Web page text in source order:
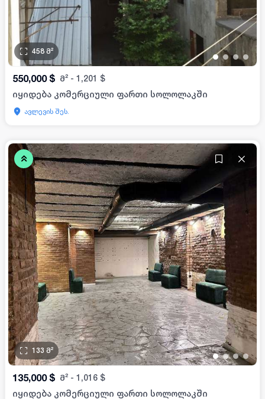
••••
458 მ²
550,000 $ მ² - 1,201 $
იყიდება კომერციული ფართი სოლოლაკში
ავლევის შეს.
••••
133 მ²
135,000 $ მ² - 1,016 $
იყიდება კომერციული ფართი სოლოლაკში